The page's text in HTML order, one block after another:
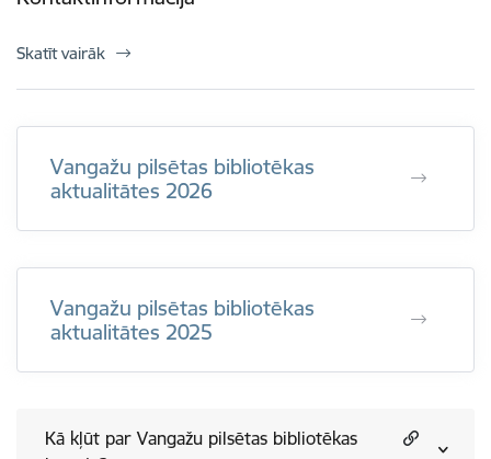
Skatīt vairāk
Vangažu pilsētas bibliotēkas
aktualitātes 2026
Vangažu pilsētas bibliotēkas
aktualitātes 2025
Kā kļūt par Vangažu pilsētas bibliotēkas